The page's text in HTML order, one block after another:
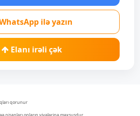
ilə yazın
Elanı irəli çək
qorunur